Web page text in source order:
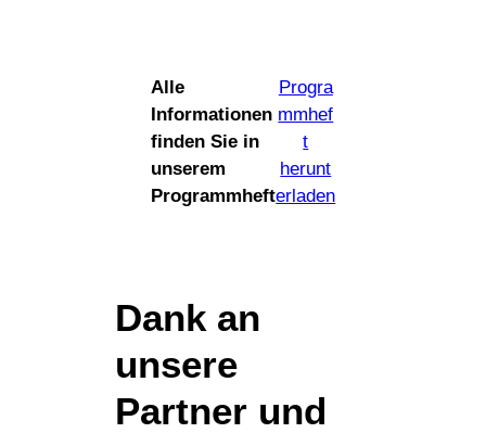
Alle
Informationen
finden Sie in
unserem
Programmheft
Progra
mmhef
t
herunt
erladen
Dank an
unsere
Partner und